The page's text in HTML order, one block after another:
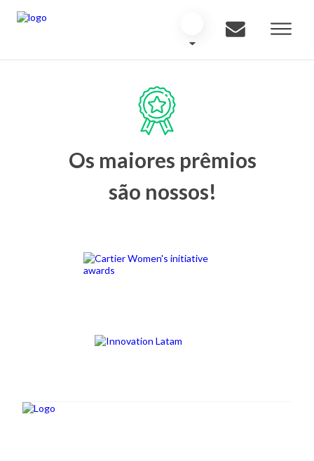
Os maiores prêmios
são nossos!